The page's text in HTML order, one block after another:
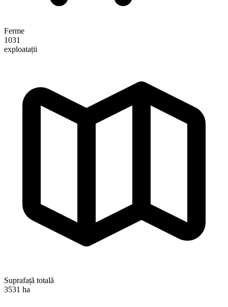
Ferme
1031
exploatații
Suprafață totală
3531 ha